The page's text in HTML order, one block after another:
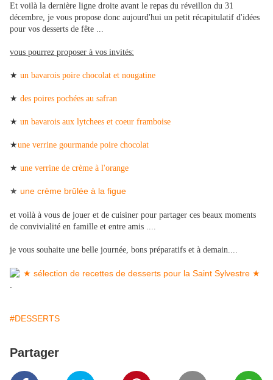
Et voilà la dernière ligne droite avant le repas du réveillon du 31
décembre, je vous propose donc aujourd'hui un petit récapitulatif d'idées
pour vos desserts de fête ...
vous pourrez proposer à vos invités:
★ un bavarois poire chocolat et nougatine
★ des poires pochées au safran
★ un bavarois aux lytchees et coeur framboise
★une verrine gourmande poire chocolat
★ une verrine de crème à l'orange
★ une crème brûlée à la figue
et voilà à vous de jouer et de cuisiner pour partager ces beaux moments
de convivialité en famille et entre amis ....
je vous souhaite une belle journée, bons préparatifs et à demain....
#DESSERTS
Partager